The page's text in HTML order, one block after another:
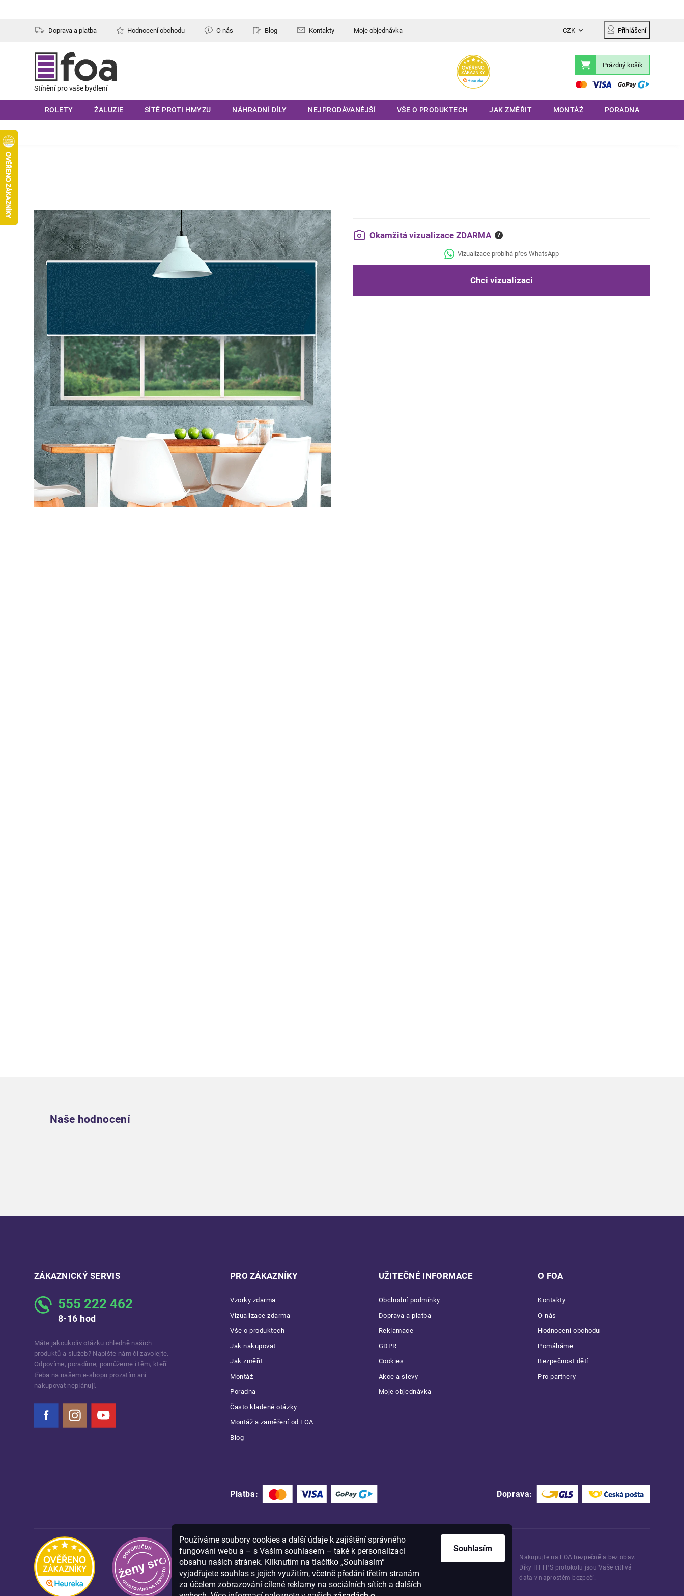
Používáme soubory cookies a další údaje k zajištění správného
fungování webu a – s Vaším souhlasem – také k personalizaci
obsahu našich stránek. Kliknutím na tlačítko „Souhlasím“
vyjadřujete souhlas s jejich využitím, včetně předání třetím stranám
za účelem zobrazování cílené reklamy na sociálních sítích a dalších
Souhlasím
Doprava a platba Hodnocení obchodu O nás Blog Kontakty Moje objednávka CZK Přihlášení
Nákupní
košík
Prázdný košík
ROLETY ŽALUZIE SÍTĚ PROTI HMYZU NÁHRADNÍ DÍLY NEJPRODÁVANĚJŠÍ VŠE O PRODUKTECH JAK ZMĚŘIT MONTÁŽ PORADNA
Okamžitá vizualizace ZDARMA ?
Vizualizace probíhá přes WhatsApp
Chci vizualizaci
Naše hodnocení
ZÁKAZNICKÝ SERVIS
555 222 462
8-16 hod
Máte jakoukoliv otázku ohledně našich
produktů a služeb? Napište nám či zavolejte.
Odpovíme, poradíme, pomůžeme i těm, kteří
třeba na našem e-shopu prozatím ani
nakupovat neplánují.
Instagram
PRO ZÁKAZNÍKY
Vzorky zdarma
Vizualizace zdarma
Vše o produktech
Jak nakupovat
Jak změřit
Montáž
Poradna
Často kladené otázky
Montáž a zaměření od FOA
Blog
UŽITEČNÉ INFORMACE
Obchodní podmínky
Doprava a platba
Reklamace
GDPR
Cookies
Akce a slevy
Moje objednávka
O FOA
Kontakty
O nás
Hodnocení obchodu
Pomáháme
Bezpečnost dětí
Pro partnery
Platba: Doprava:
Nakupujte na FOA bezpečně a bez obav.
Díky HTTPS protokolu jsou Vaše citlivá
data v naprostém bezpečí.